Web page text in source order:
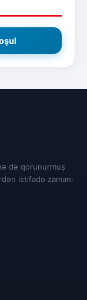
də qorunurmuş
istifadə zamanı